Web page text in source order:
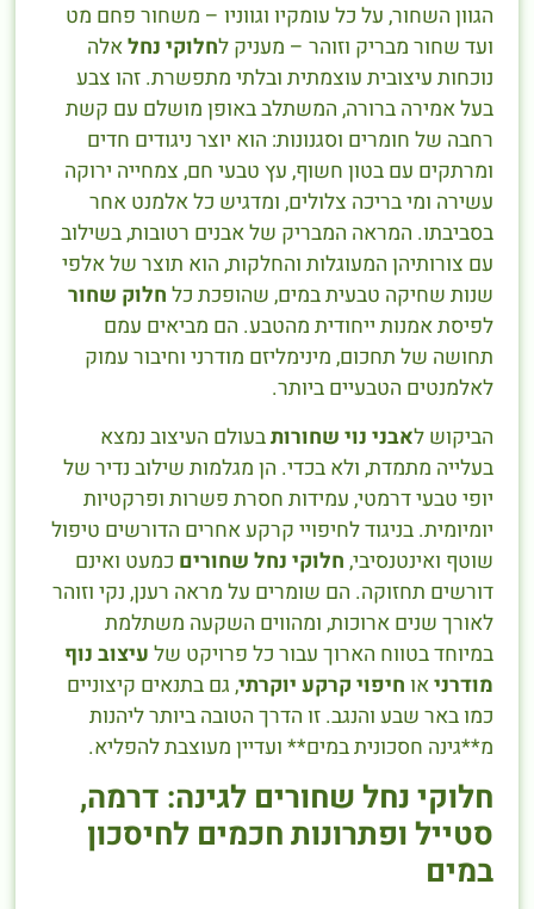
הגוון השחור, על כל עומקיו וגווניו – משחור פחם מט
ועד שחור מבריק וזוהר – מעניק לחלוקי נחלאלה
נוכחות עיצובית עוצמתית ובלתי מתפשרת. זהו צבע
בעל אמירה ברורה, המשתלב באופן מושלם עם קשת
רחבה של חומרים וסגנונות: הוא יוצר ניגודים חדים
ומרתקים עם בטון חשוף, עץ טבעי חם, צמחייה ירוקה
עשירה ומי בריכה צלולים, ומדגיש כל אלמנט אחר
בסביבתו. המראה המבריק של אבנים רטובות, בשילוב
עם צורותיהן המעוגלות והחלקות, הוא תוצר של אלפי
שנות שחיקה טבעית במים, שהופכת כל חלוק שחור
לפיסת אמנות ייחודית מהטבע. הם מביאים עמם
תחושה של תחכום, מינימליזם מודרני וחיבור עמוק
לאלמנטים הטבעיים ביותר.
הביקוש לאבני נוי שחורותבעולם העיצוב נמצא
בעלייה מתמדת, ולא בכדי. הן מגלמות שילוב נדיר של
יופי טבעי דרמטי, עמידות חסרת פשרות ופרקטיות
יומיומית. בניגוד לחיפויי קרקע אחרים הדורשים טיפול
שוטף ואינטנסיבי, חלוקי נחל שחורים כמעט ואינם
דורשים תחזוקה. הם שומרים על מראה רענן, נקי וזוהר
לאורך שנים ארוכות, ומהווים השקעה משתלמת
במיוחד בטווח הארוך עבור כל פרויקט של עיצוב נוף
מודרניאו חיפוי קרקע יוקרתי, גם בתנאים קיצוניים
כמו באר שבע והנגב. זו הדרך הטובה ביותר ליהנות
מ**גינה חסכונית במים** ועדיין מעוצבת להפליא.
חלוקי נחל שחורים לגינה: דרמה,
סטייל ופתרונות חכמים לחיסכון
במים